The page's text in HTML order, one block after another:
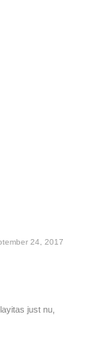
24, 2017
just nu,